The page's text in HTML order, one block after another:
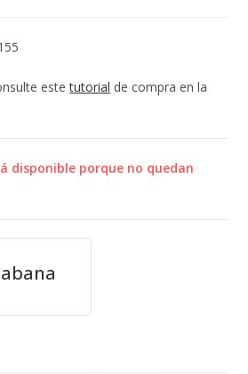
estetutorial de compra en la
disponible porque no quedan